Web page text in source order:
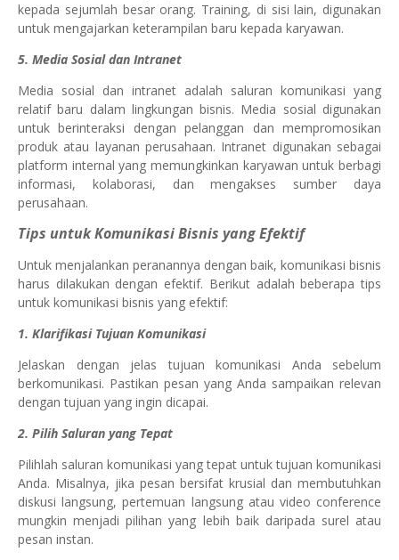
kepada sejumlah besar orang. Training, di sisi lain, digunakan
untuk mengajarkan keterampilan baru kepada karyawan.
5. Media Sosial dan Intranet
Media sosial dan intranet adalah saluran komunikasi yang
relatif baru dalam lingkungan bisnis. Media sosial digunakan
untuk berinteraksi dengan pelanggan dan mempromosikan
produk atau layanan perusahaan. Intranet digunakan sebagai
platform internal yang memungkinkan karyawan untuk berbagi
informasi, kolaborasi, dan mengakses sumber daya
perusahaan.
Tips untuk Komunikasi Bisnis yang Efektif
Untuk menjalankan peranannya dengan baik, komunikasi bisnis
harus dilakukan dengan efektif. Berikut adalah beberapa tips
untuk komunikasi bisnis yang efektif:
1. Klarifikasi Tujuan Komunikasi
Jelaskan dengan jelas tujuan komunikasi Anda sebelum
berkomunikasi. Pastikan pesan yang Anda sampaikan relevan
dengan tujuan yang ingin dicapai.
2. Pilih Saluran yang Tepat
Pilihlah saluran komunikasi yang tepat untuk tujuan komunikasi
Anda. Misalnya, jika pesan bersifat krusial dan membutuhkan
diskusi langsung, pertemuan langsung atau video conference
mungkin menjadi pilihan yang lebih baik daripada surel atau
pesan instan.